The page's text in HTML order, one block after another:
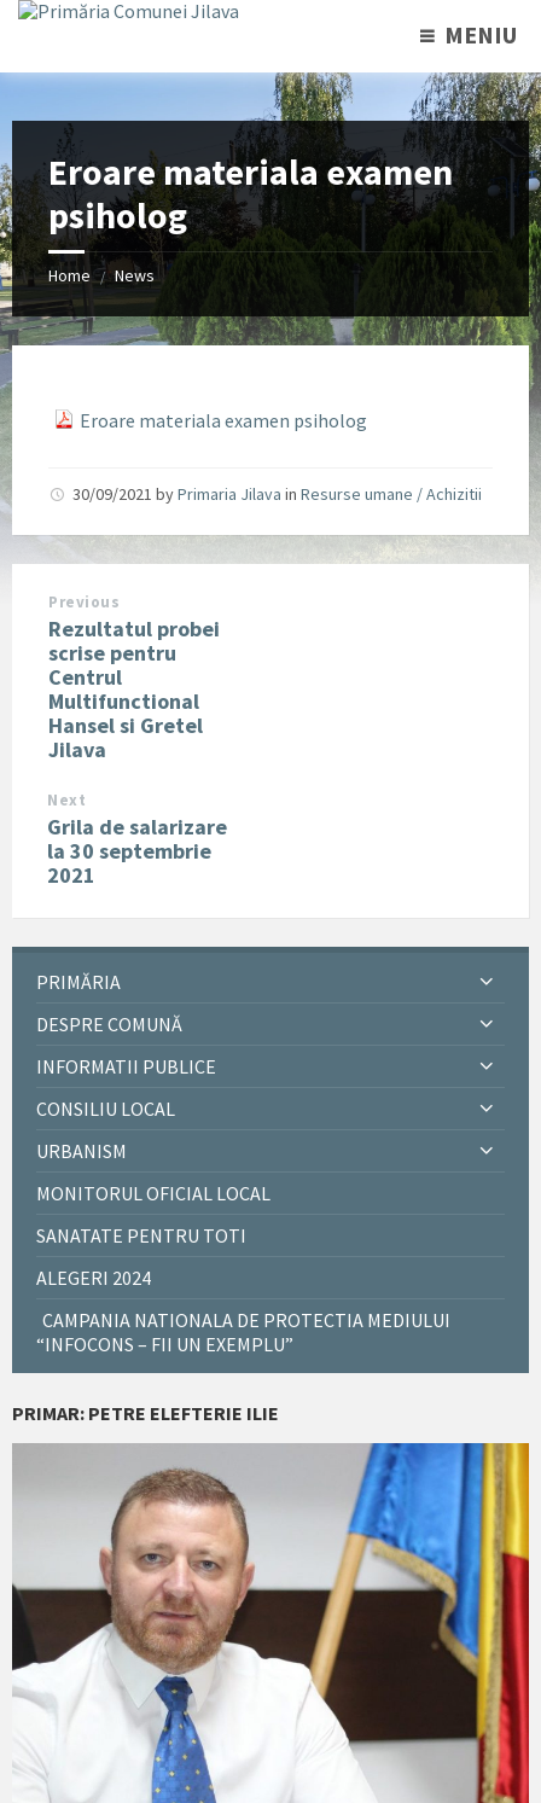
MENIU
Eroare materiala examen
psiholog
Home / News
Eroare materiala examen psiholog
30/09/2021 byPrimaria Jilava in Resurse umane / Achizitii
Previous
Rezultatul probei
scrise pentru
Centrul
Multifunctional
Hansel si Gretel
Jilava
Next
Grila de salarizare
la 30 septembrie
2021
PRIMĂRIA
DESPRE COMUNĂ
INFORMATII PUBLICE
CONSILIU LOCAL
URBANISM
MONITORUL OFICIAL LOCAL
SANATATE PENTRU TOTI
ALEGERI 2024
CAMPANIA NATIONALA DE PROTECTIA MEDIULUI
“INFOCONS – FII UN EXEMPLU”
PRIMAR: PETRE ELEFTERIE ILIE